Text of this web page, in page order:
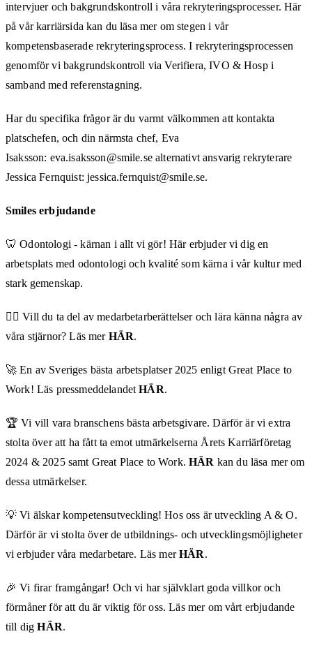
intervjuer och bakgrundskontroll i våra rekryteringsprocesser. Här
på vår karriärsida kan du läsa mer om stegen i vår
kompetensbaserade rekryteringsprocess. I rekryteringsprocessen
genomför vi bakgrundskontroll via Verifiera, IVO & Hosp i
samband med referenstagning.
Har du specifika frågor är du varmt välkommen att kontakta
platschefen, och din närmsta chef, Eva
Isaksson: eva.isaksson@smile.se alternativt ansvarig rekryterare
Jessica Fernquist: jessica.fernquist@smile.se.
Smiles erbjudande
🦷 Odontologi - kärnan i allt vi gör! Här erbjuder vi dig en
arbetsplats med odontologi och kvalité som kärna i vår kultur med
stark gemenskap.
👩‍⚕️ Vill du ta del av medarbetarberättelser och lära känna några av
våra stjärnor? Läs mer HÄR.
🚀 En av Sveriges bästa arbetsplatser 2025 enligt Great Place to
Work! Läs pressmeddelandetHÄR.
🏆 Vi vill vara branschens bästa arbetsgivare. Därför är vi extra
stolta över att ha fått ta emot utmärkelserna Årets Karriärföretag
2024 & 2025 samt Great Place to Work. HÄR kan du läsa mer om
dessa utmärkelser.
💡 Vi älskar kompetensutveckling! Hos oss är utveckling A & O.
Därför är vi stolta över de utbildnings- och utvecklingsmöjligheter
vi erbjuder våra medarbetare. Läs merHÄR.
🎉 Vi firar framgångar! Och vi har självklart goda villkor och
förmåner för att du är viktig för oss. Läs mer om vårt erbjudande
till digHÄR.